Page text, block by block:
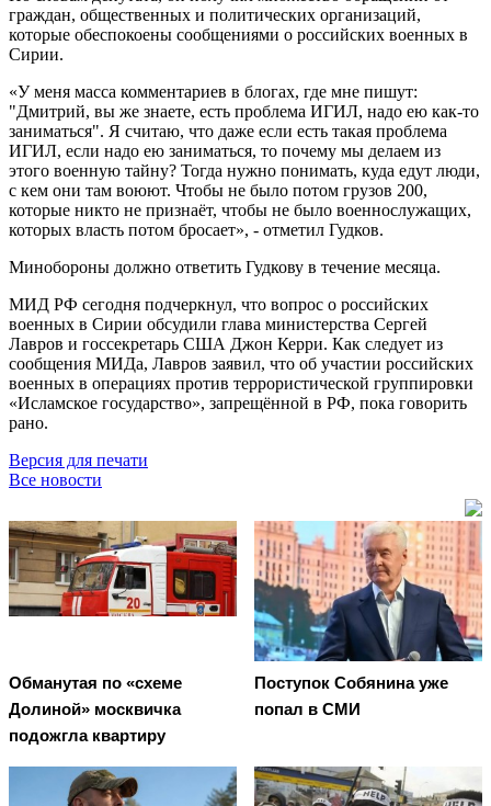
граждан, общественных и политических организаций,
которые обеспокоены сообщениями о российских военных в
Сирии.
«У меня масса комментариев в блогах, где мне пишут:
"Дмитрий, вы же знаете, есть проблема ИГИЛ, надо ею как-то
заниматься". Я считаю, что даже если есть такая проблема
ИГИЛ, если надо ею заниматься, то почему мы делаем из
этого военную тайну? Тогда нужно понимать, куда едут люди,
с кем они там воюют. Чтобы не было потом грузов 200,
которые никто не признаёт, чтобы не было военнослужащих,
которых власть потом бросает», - отметил Гудков.
Минобороны должно ответить Гудкову в течение месяца.
МИД РФ сегодня подчеркнул, что вопрос о российских
военных в Сирии обсудили глава министерства Сергей
Лавров и госсекретарь США Джон Керри. Как следует из
сообщения МИДа, Лавров заявил, что об участии российских
военных в операциях против террористической группировки
«Исламское государство», запрещённой в РФ, пока говорить
рано.
Версия для печати
Все новости
Обманутая по «схеме
Долиной» москвичка
подожгла квартиру
Поступок Собянина уже
попал в СМИ